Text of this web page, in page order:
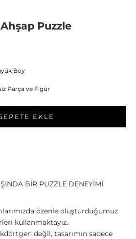
Puzzle
Boy
Parça ve Figür
EKLE
BİR PUZZLE DENEYİMİ
özenle oluşturduğumuz
kullanmaktayız.
değil, tasarımın sadece